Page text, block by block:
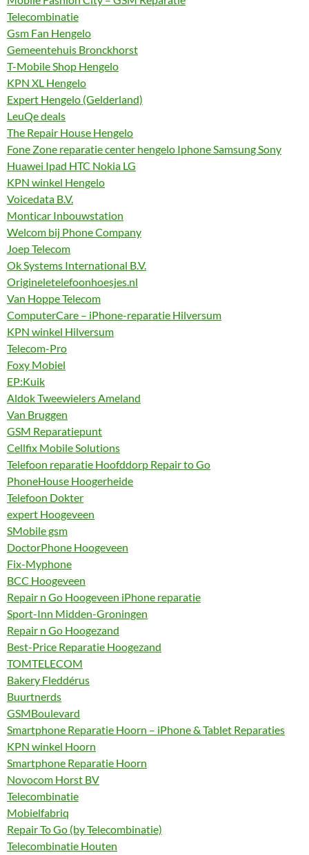
Telecombinatie
Gsm Fan Hengelo
Gemeentehuis Bronckhorst
T-Mobile Shop Hengelo
KPN XL Hengelo
Expert Hengelo (Gelderland)
LeuQe deals
The Repair House Hengelo
Fone Zone reparatie center hengelo Iphone Samsung Sony
Huawei Ipad HTC Nokia LG
KPN winkel Hengelo
Voicedata B.V.
Monticar Inbouwstation
Welcom bij Phone Company
Joep Telecom
Ok Systems International B.V.
Origineletelefoonhoesjes.nl
Van Hoppe Telecom
ComputerCare – iPhone-reparatie Hilversum
KPN winkel Hilversum
Telecom-Pro
Foxy Mobiel
EP:Kuik
Aldok Tweewielers Ameland
Van Bruggen
GSM Reparatiepunt
Cellfix Mobile Solutions
Telefoon reparatie Hoofddorp Repair to Go
PhoneHouse Hoogerheide
Telefoon Dokter
expert Hoogeveen
SMobile gsm
DoctorPhone Hoogeveen
Fix-Myphone
BCC Hoogeveen
Repair n Go Hoogeveen iPhone reparatie
Sport-Inn Midden-Groningen
Repair n Go Hoogezand
Best-Price Reparatie Hoogezand
TOMTELECOM
Bakery Fleddérus
Buurtnerds
GSMBoulevard
Smartphone Reparatie Hoorn – iPhone & Tablet Reparaties
KPN winkel Hoorn
Smartphone Reparatie Hoorn
Novocom Horst BV
Telecombinatie
Mobielfabriq
Repair To Go (by Telecombinatie)
Telecombinatie Houten